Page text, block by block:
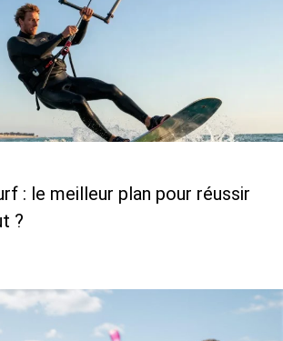
: le meilleur plan pour réussir
?